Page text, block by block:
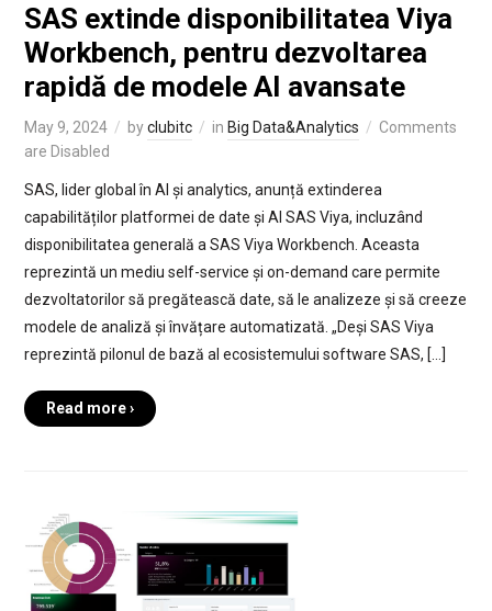
SAS extinde disponibilitatea Viya
Workbench, pentru dezvoltarea
rapidă de modele AI avansate
May 9, 2024 byclubitc in Big Data&Analytics
Comments
are Disabled
SAS, lider global în AI și analytics, anunță extinderea
capabilităților platformei de date și AI SAS Viya, incluzând
disponibilitatea generală a SAS Viya Workbench. Aceasta
reprezintă un mediu self-service și on-demand care permite
dezvoltatorilor să pregătească date, să le analizeze și să creeze
modele de analiză și învățare automatizată. „Deși SAS Viya
reprezintă pilonul de bază al ecosistemului software SAS, […]
Read more ›